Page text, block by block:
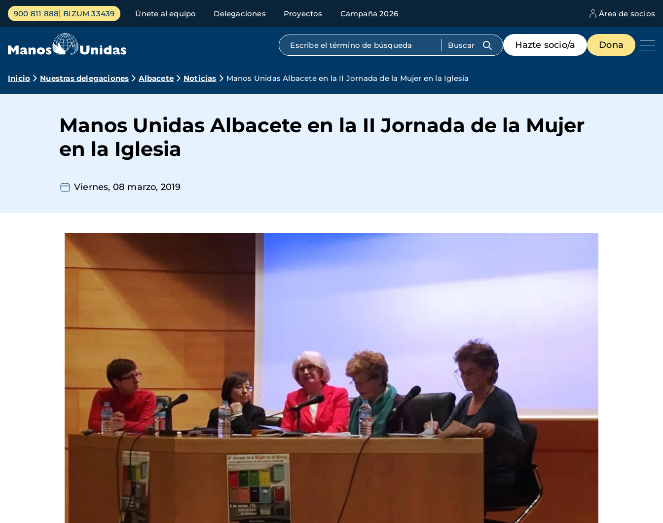
Pasar
contenido
Menú
principal
900 811 888 BIZUM 33439 Únete al equipo Delegaciones Proyectos Campaña 2026 Área de socios
Búsqueda por texto completo
Menú
de
destacados
Hazte socio/a Dona
Ruta
navegación
Inicio Nuestras delegaciones Albacete Noticias Manos Unidas Albacete en la II Jornada de la Mujer en la Iglesia
Manos Unidas Albacete en la II Jornada de la Mujer
en la Iglesia
Viernes, 08 marzo, 2019